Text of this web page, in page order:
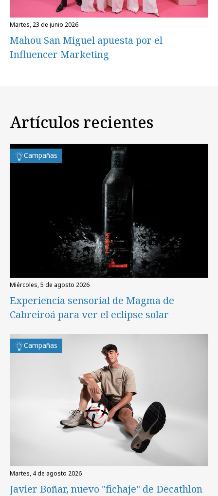
martes, 23 de junio 2026
Mahou San Miguel apuesta por el
Influencer Marketing
Artículos recientes
Campañas
miércoles, 5 de agosto 2026
Experiencia sensorial de Magma de
Cabreiroá para ver el eclipse solar
Campañas
martes, 4 de agosto 2026
Javier Boñar, nuevo "fichaje" de Decathlon